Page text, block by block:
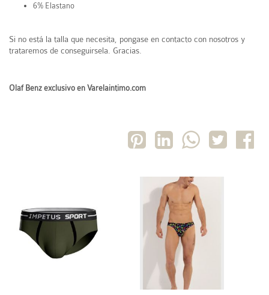
6% Elastano
Si no está la talla que necesita, pongase en contacto con nosotros y
trataremos de conseguirsela. Gracias.
Olaf Benz exclusivo en Varelaintimo.com